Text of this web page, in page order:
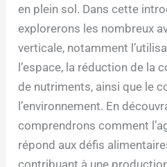
en plein sol. Dans cette
explorerons les nombreux
verticale, notamment
l’espace, la réduction de la
de nutriments, ainsi que le
l’environnement. En
comprendrons comment
répond aux défis